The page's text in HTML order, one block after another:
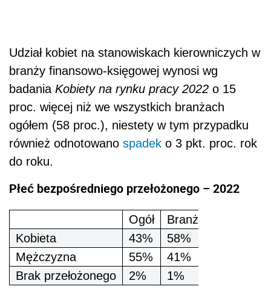
Udział kobiet na stanowiskach kierowniczych w
branży finansowo-księgowej wynosi wg
badania Kobiety na rynku pracy 2022 o 15
proc. więcej niż we wszystkich branżach
ogółem (58 proc.), niestety w tym przypadku
również odnotowano spadek o 3 pkt. proc. rok
do roku.
Płeć bezpośredniego przełożonego – 2022
Ogół
Branża finansowo-
Kobieta
43%
58%
Mężczyzna
55%
41%
Brak przełożonego
2% 1%